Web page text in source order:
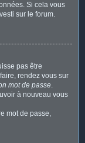
Si cela vous
sur le forum.
pas être
rendez vous sur
mot de passe.
à nouveau vous
mot de passe,